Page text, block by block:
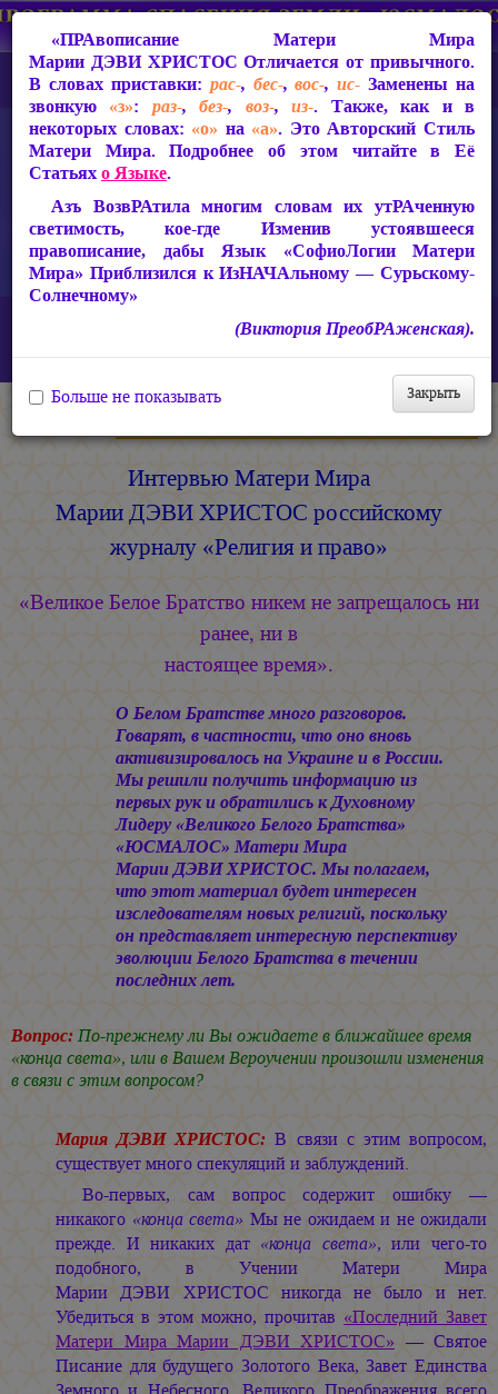
Статьи Марии ДЭВИ ХРИСТОС
Статьи 1999-2006 гг.
Интервью Матери Мира Марии ДЭВИ ХРИСТОС российскому
журналу «Религия и право»
Мария ДЭВИ ХРИСТОС
Интервью Матери Мира
Марии ДЭВИ ХРИСТОС российскому
журналу «Религия и право»
«Великое Белое Братство никем не запрещалось ни
ранее, ни в
настоящее время».
О Белом Братстве много разговоров.
Говарят, в частности, что оно вновь
активизировалось на Украине и в России.
Мы решили получить информацию из
первых рук и обратились к Духовному
Лидеру «Великого Белого Братства»
«ЮСМАЛОС» Матери Мира
Марии ДЭВИ ХРИСТОС. Мы полагаем,
что этот материал будет интересен
изследователям новых религий, поскольку
он представляет интересную перспективу
эволюции Белого Братства в течении
последних лет.
Вопрос: По-прежнему ли Вы ожидаете в ближайшее время
«конца света», или в Вашем Вероучении произошли изменения
в связи с этим вопросом?
Мария ДЭВИ ХРИСТОС: В связи с этим вопросом,
существует много спекуляций и заблуждений.
Во-первых, сам вопрос содержит ошибку —
никакого «конца света» Мы не ожидаем и не ожидали
прежде. И никаких дат «конца света», или чего-то
подобного, в Учении Матери Мира
Марии ДЭВИ ХРИСТОС никогда не было и нет.
Убедиться в этом можно, прочитав «Последний Завет
Матери Мира Марии ДЭВИ ХРИСТОС» — Святое
Писание для будущего Золотого Века, Завет Единства
«ПРАвописание Матери Мира
Марии ДЭВИ ХРИСТОС Отличается от привычного.
В словах приставки: рас-, бес-,вос-,ис- Заменены на
звонкую «з»: раз-,без-, воз-,из-. Также, как и в
некоторых словах: «о» на «а». Это Авторский Стиль
Матери Мира. Подробнее об этом читайте в Её
Статьяхо Языке.
Азъ ВозвРАтила многим словам их утРАченную
светимость, кое-где Изменив устоявшееся
правописание, дабы Язык «СофиоЛогии Матери
Мира» Приблизился к ИзНАЧАльному — Сурьскому-
Солнечному»
(Виктория ПреобРАженская).
Закрыть
Больше не показывать